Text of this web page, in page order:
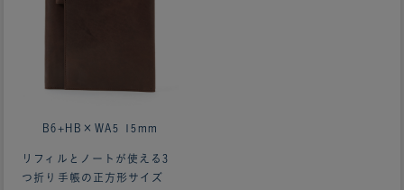
B6+HB×WA5 15mm
リフィルとノートが使える3
つ折り手帳の正方形サイズ